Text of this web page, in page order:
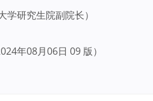
学研究生院副院长）
年08月06日 09 版）